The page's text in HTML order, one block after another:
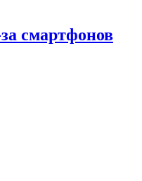
смартфонов